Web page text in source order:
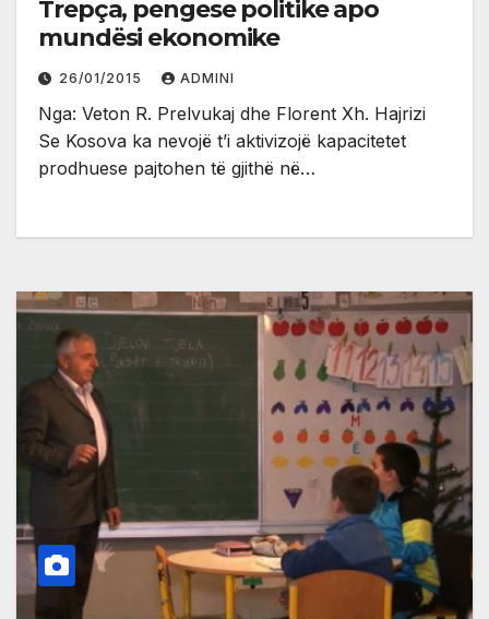
Trepça, pengese politike apo
mundësi ekonomike
26/01/2015 ADMINI
Nga: Veton R. Prelvukaj dhe Florent Xh. Hajrizi
Se Kosova ka nevojë t’i aktivizojë kapacitetet
prodhuese pajtohen të gjithë në…